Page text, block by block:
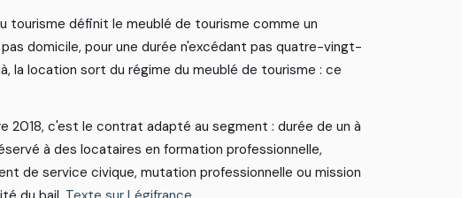
u tourisme défnit le meublé de tourisme comme un
pas domicile, pour une durée n'excédant pas quatre-vingt-
à, la location sort du régime du meublé de tourisme : ce
e 2018, c'est le contrat adapté au segment : durée de un à
servé à des locataires en formation professionnelle,
nt de service civique, mutation professionnelle ou mission